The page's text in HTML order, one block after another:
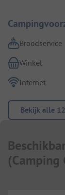
Broodservice
Winkel
Internet
Bekijk alle
(Camping